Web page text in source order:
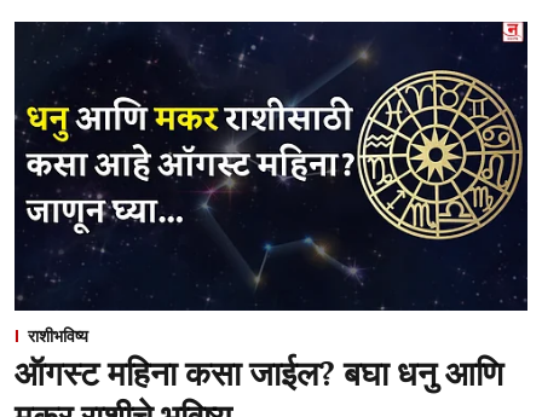
राशीभविष्य
ऑगस्ट महिना कसा जाईल? बघा धनु आणि